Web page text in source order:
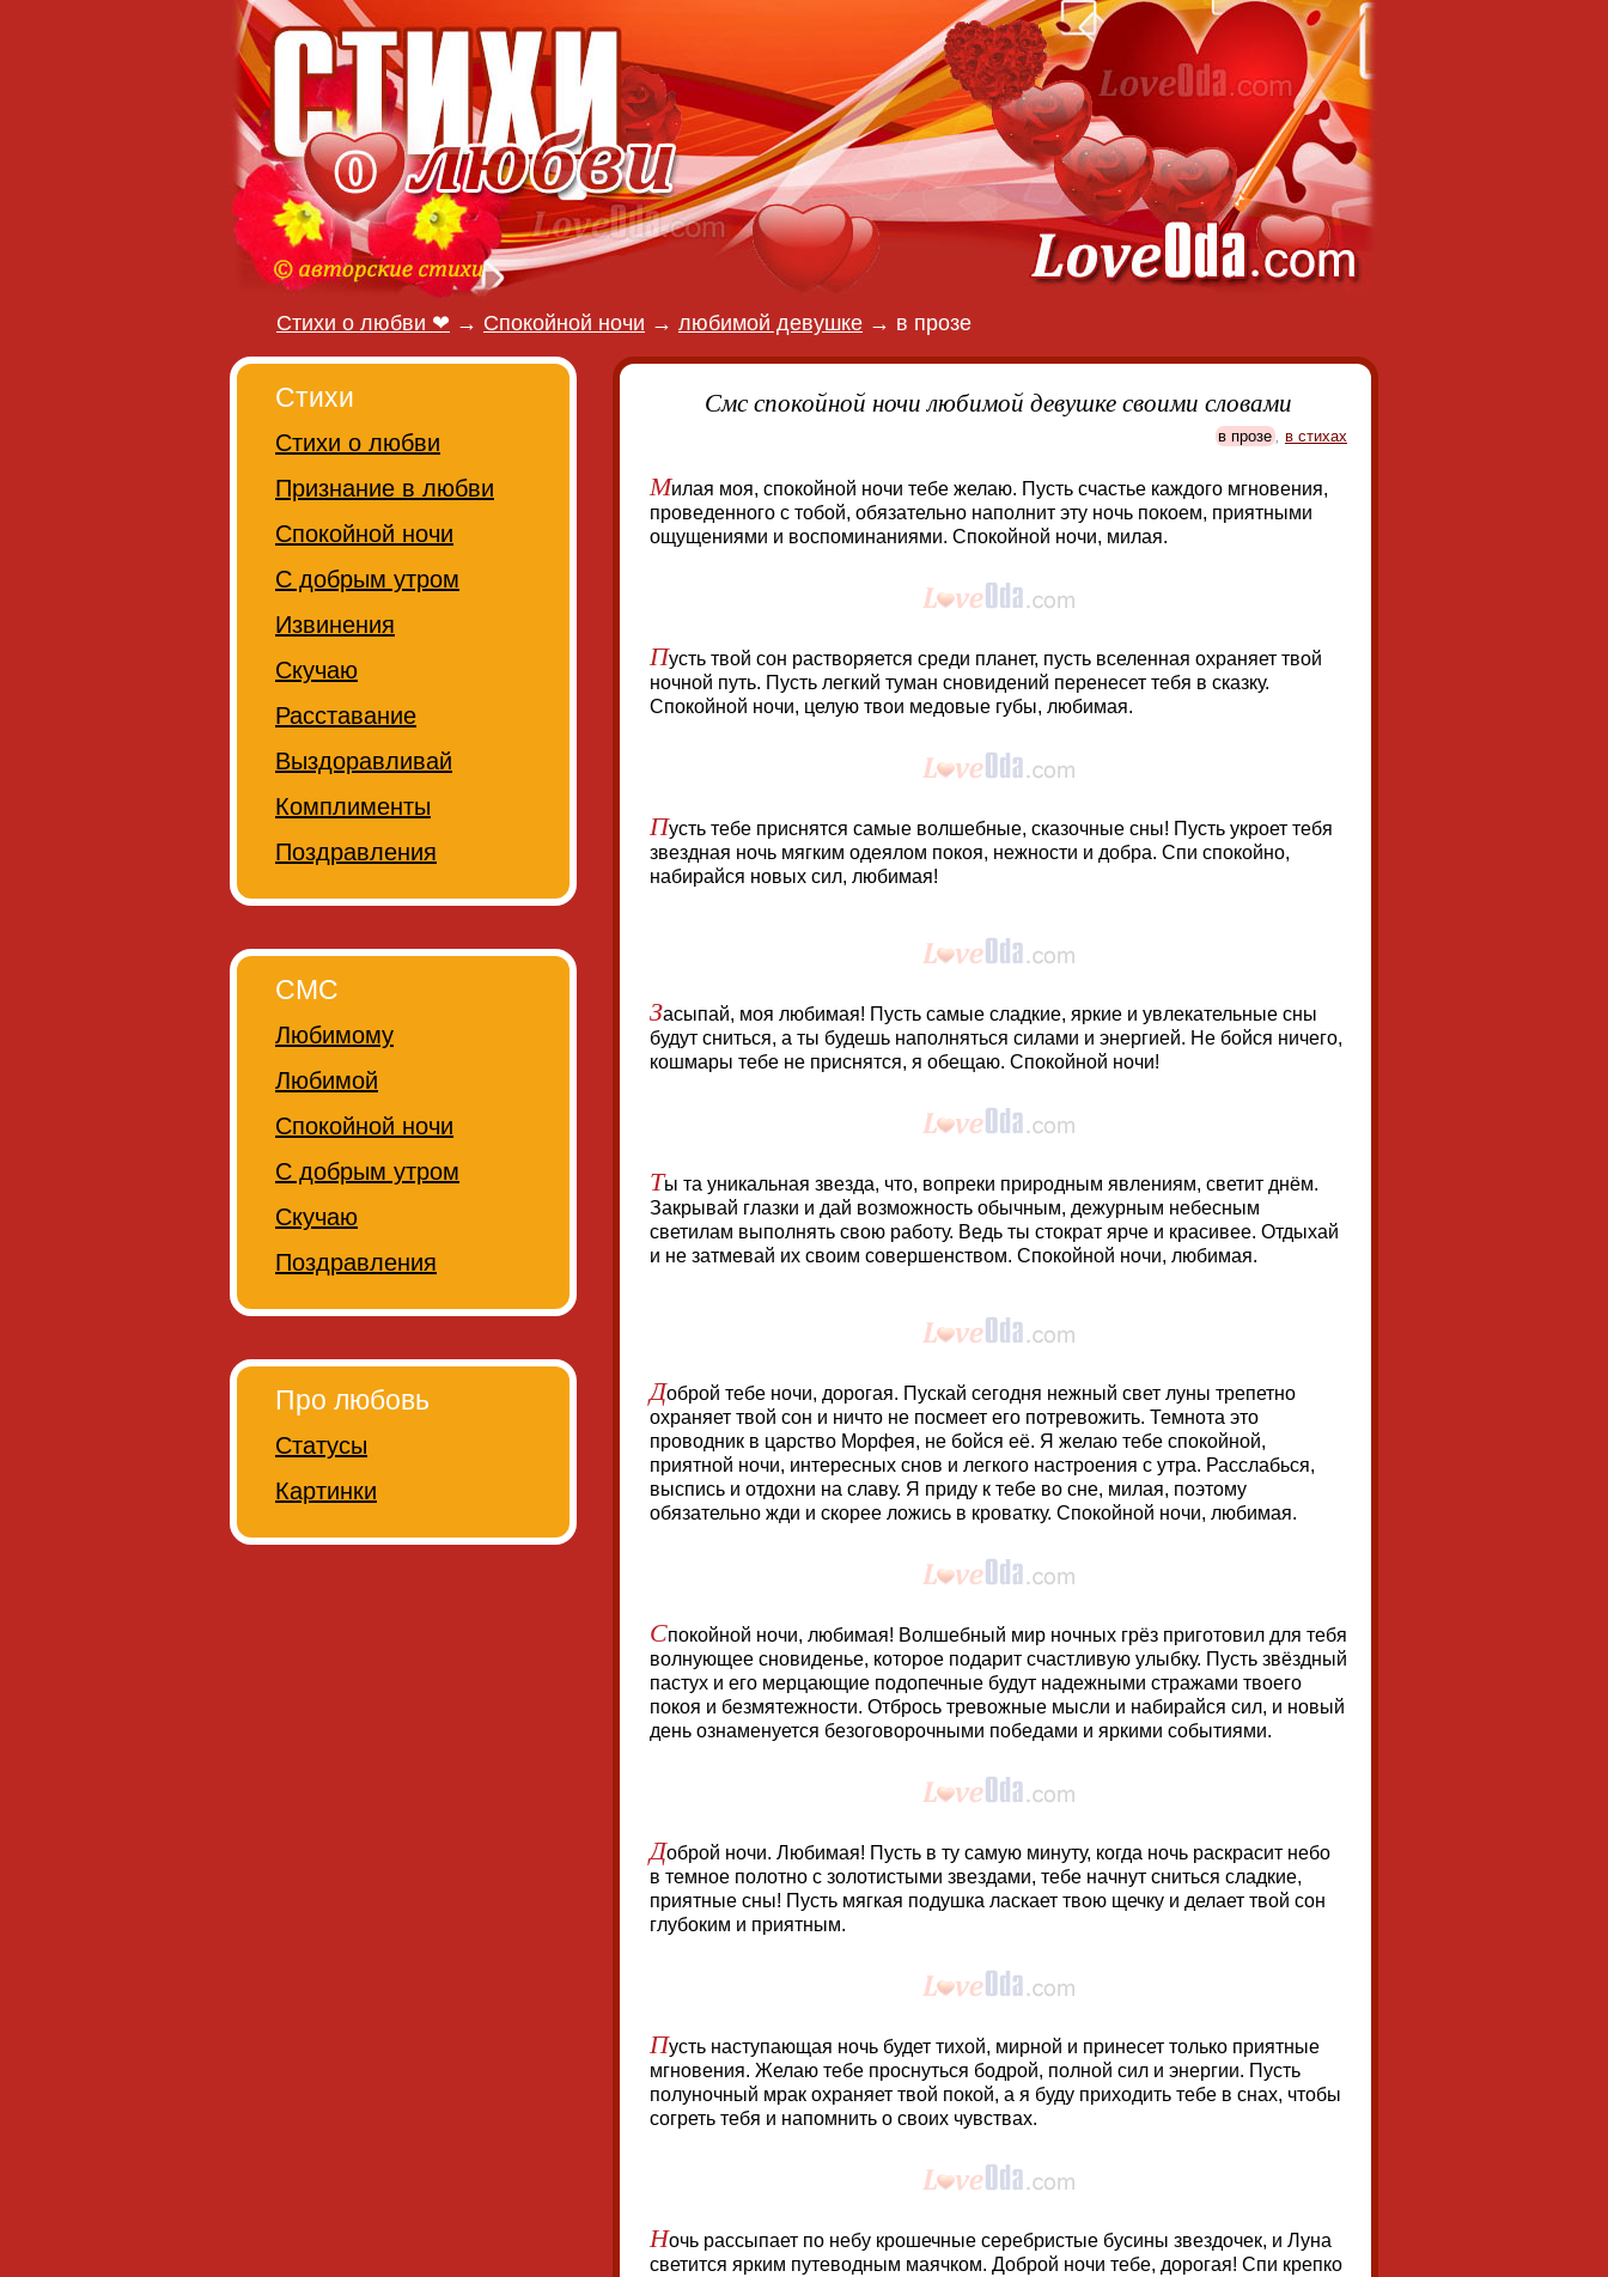
Стихи о любви ❤ → Спокойной ночи → любимой девушке → в прозе
Смс спокойной ночи любимой девушке своими словами
в прозе , в стихах
Милая моя, спокойной ночи тебе желаю. Пусть счастье каждого мгновения,
проведенного с тобой, обязательно наполнит эту ночь покоем, приятными
ощущениями и воспоминаниями. Спокойной ночи, милая.
Пусть твой сон растворяется среди планет, пусть вселенная охраняет твой
ночной путь. Пусть легкий туман сновидений перенесет тебя в сказку.
Спокойной ночи, целую твои медовые губы, любимая.
Пусть тебе приснятся самые волшебные, сказочные сны! Пусть укроет тебя
звездная ночь мягким одеялом покоя, нежности и добра. Спи спокойно,
набирайся новых сил, любимая!
Засыпай, моя любимая! Пусть самые сладкие, яркие и увлекательные сны
будут сниться, а ты будешь наполняться силами и энергией. Не бойся ничего,
кошмары тебе не приснятся, я обещаю. Спокойной ночи!
Ты та уникальная звезда, что, вопреки природным явлениям, светит днём.
Закрывай глазки и дай возможность обычным, дежурным небесным
светилам выполнять свою работу. Ведь ты стократ ярче и красивее. Отдыхай
и не затмевай их своим совершенством. Спокойной ночи, любимая.
Доброй тебе ночи, дорогая. Пускай сегодня нежный свет луны трепетно
охраняет твой сон и ничто не посмеет его потревожить. Темнота это
проводник в царство Морфея, не бойся её. Я желаю тебе спокойной,
приятной ночи, интересных снов и легкого настроения с утра. Расслабься,
выспись и отдохни на славу. Я приду к тебе во сне, милая, поэтому
обязательно жди и скорее ложись в кроватку. Спокойной ночи, любимая.
Спокойной ночи, любимая! Волшебный мир ночных грёз приготовил для тебя
волнующее сновиденье, которое подарит счастливую улыбку. Пусть звёздный
пастух и его мерцающие подопечные будут надежными стражами твоего
покоя и безмятежности. Отбрось тревожные мысли и набирайся сил, и новый
день ознаменуется безоговорочными победами и яркими событиями.
Доброй ночи. Любимая! Пусть в ту самую минуту, когда ночь раскрасит небо
в темное полотно с золотистыми звездами, тебе начнут сниться сладкие,
приятные сны! Пусть мягкая подушка ласкает твою щечку и делает твой сон
глубоким и приятным.
Пусть наступающая ночь будет тихой, мирной и принесет только приятные
мгновения. Желаю тебе проснуться бодрой, полной сил и энергии. Пусть
полуночный мрак охраняет твой покой, а я буду приходить тебе в снах, чтобы
согреть тебя и напомнить о своих чувствах.
Ночь рассыпает по небу крошечные серебристые бусины звездочек, и Луна
светится ярким путеводным маячком. Доброй ночи тебе, дорогая! Спи крепко
Стихи
Стихи о любви
Признание в любви
Спокойной ночи
С добрым утром
Извинения
Скучаю
Расставание
Выздоравливай
Комплименты
Поздравления
СМС
Любимому
Любимой
Спокойной ночи
С добрым утром
Скучаю
Поздравления
Про любовь
Статусы
Картинки